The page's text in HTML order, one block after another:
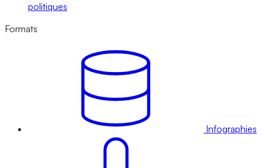
politiques
Formats
Infographies